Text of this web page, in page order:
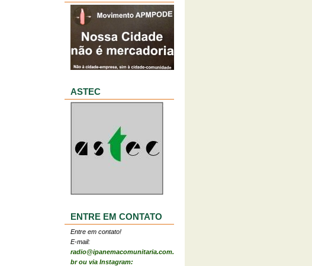
ASTEC
ENTRE EM CONTATO
Entre em contato!
E-mail:
radio@ipanemacomunitaria.com.
br ou via Instagram: